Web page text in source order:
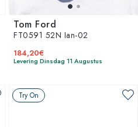
Tom Ford
FT0591 52N Ian-02
184,20€
Levering Dinsdag 11 Augustus
Try On